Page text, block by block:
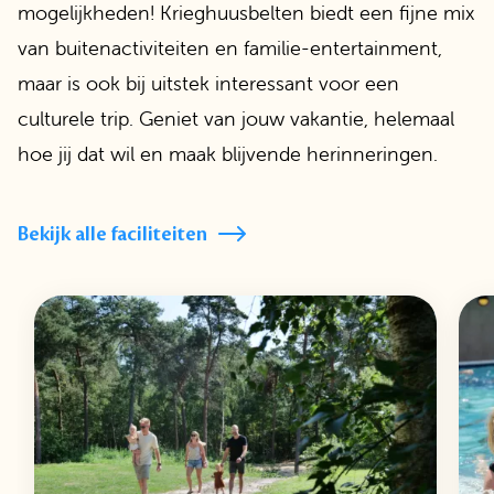
mogelijkheden! Krieghuusbelten biedt een fijne mix
van buitenactiviteiten en familie-entertainment,
maar is ook bij uitstek interessant voor een
culturele trip. Geniet van jouw vakantie, helemaal
hoe jij dat wil en maak blijvende herinneringen.
Bekijk alle faciliteiten